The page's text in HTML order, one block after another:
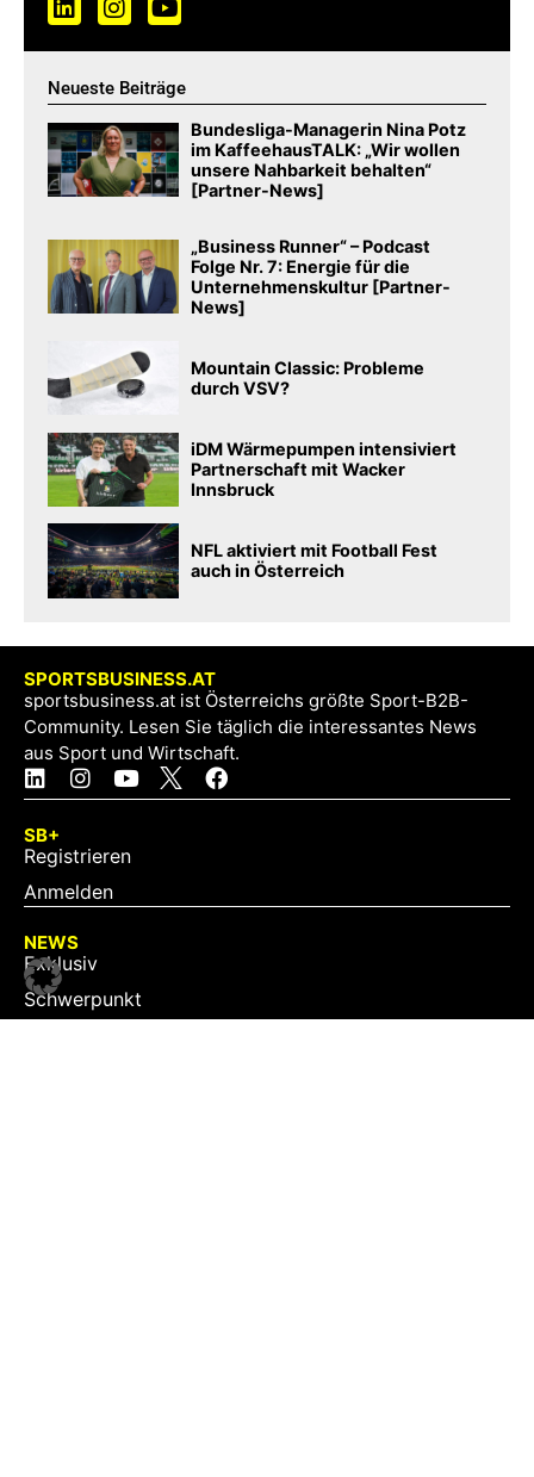
Neueste Beiträge
Bundesliga-Managerin Nina Potz
im KaffeehausTALK: „Wir wollen
unsere Nahbarkeit behalten“
[Partner-News]
„Business Runner“ – Podcast
Folge Nr. 7: Energie für die
Unternehmenskultur [Partner-
News]
Mountain Classic: Probleme
durch VSV?
iDM Wärmepumpen intensiviert
Partnerschaft mit Wacker
Innsbruck
NFL aktiviert mit Football Fest
auch in Österreich
SPORTSBUSINESS.AT
sportsbusiness.at ist Österreichs größte Sport-B2B-
Community. Lesen Sie täglich die interessantes News
aus Sport und Wirtschaft.
SB+
Registrieren
Anmelden
NEWS
Exklusiv
Schwerpunkt